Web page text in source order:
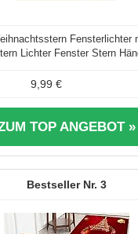
Fensterlichter
Lichter Fenster Stern
9,99 €
TOP ANGEBOT »
3